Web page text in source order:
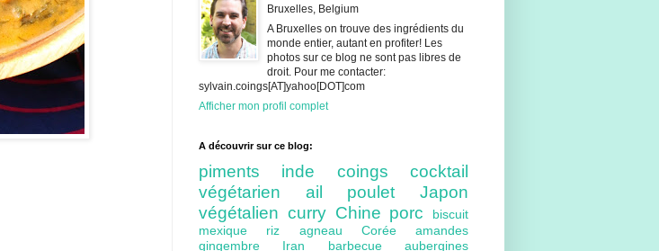
Bruxelles, Belgium
A Bruxelles on trouve des ingrédients du
monde entier, autant en profiter! Les
photos sur ce blog ne sont pas libres de
droit. Pour me contacter:
sylvain.coings[AT]yahoo[DOT]com
Afficher mon profil complet
A découvrir sur ce blog:
piments inde coingscocktail
végétarien ail pouletJapon
végétalien curry Chine porc
biscuit
mexique riz agneau Corée amandes
gingembre Iran barbecueaubergines